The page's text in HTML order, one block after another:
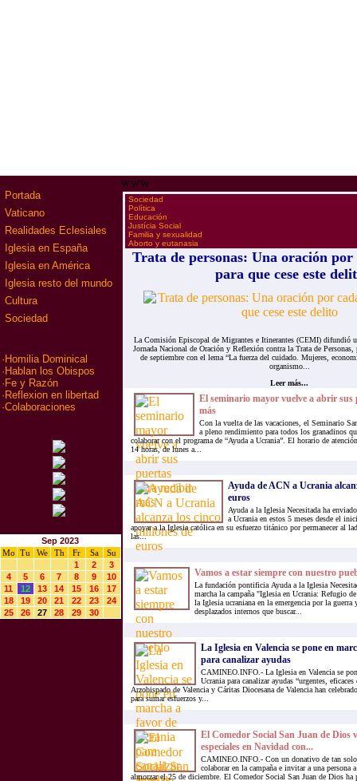
Portada
Vaticano
Realidades Eclesiales
Iglesia en España
Iglesia en América
Iglesia resto del mundo
Cultura
Sociedad
· Homilia Dominical
· Hablan los Obispos
· Fe y Razón
· Reflexion en libertad
·Colaboraciones
Sep 2023
Mo
Tu We Th Fr Sa
Su
1
2
3
4
5 6 7 8 9
10
11
12 13 14 15 16
17
18
19 20 21 22 23
24
25
26 27 28 29 30
www
·Sociedad
·Política
·Educación
·Justícia Social
·Familia y sexualidad
·Aborto y eutanasia
Trata de personas: Una oración
para que cese este
La Comisión Episcopal de Migrantes e Itinerantes (CEMI) difundió
Jornada Nacional de Oración y Reflexión contra la Trata de
de septiembre con el lema “La fuerza del cuidado. Mujeres,
organismo...
Leer más...
El seminario mayor vuelve a abrir
más
Con la vuelta de las vacaciones, el Seminario
a pleno rendimiento para todos los granadinos
colaborar con el programa de “Ayuda a Ucrania”. El horario de
14 horas, de lunes a...
Ayuda de ACN a Ucrania
euros
Ayuda a la Iglesia Necesitada ha
a Ucrania en estos 5 meses desde el
apoyar a la Iglesia católica en su esfuerzo titánico por permanecer al
las...
Vamos a estar siempre con nuestro
La fundación pontificia Ayuda a la Iglesia
marcha la campaña "Iglesia en Ucrania: Refugio
la Iglesia ucraniana en la emergencia por la
desplazados internos que buscar...
La Iglesia en Valencia se pone en
para canalizar ayudas
CAMINEO.INFO.- La Iglesia en Valencia se
Ucrania para canalizar ayudas “urgentes,
Arzobispado de Valencia y Cáritas Diocesana de Valencia han
para sumar esfuerzos y...
El Comedor Social San Juan de Dios
especiales en Navidad con...
CAMINEO.INFO.- Con un donativo de tan solo
colaborar en la campaña e invitar a una persona
almorzar el 25 de diciembre. El Comedor Social San Juan de Dios ha